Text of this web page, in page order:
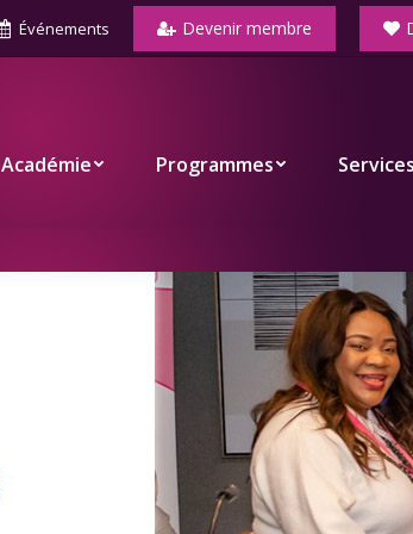
Événements Devenir membre
Académie Programmes Services
Programmes Services